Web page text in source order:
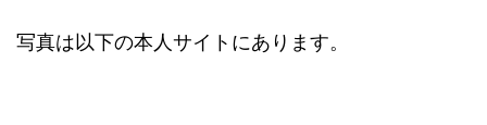
写真は以下の本人サイトにあります。